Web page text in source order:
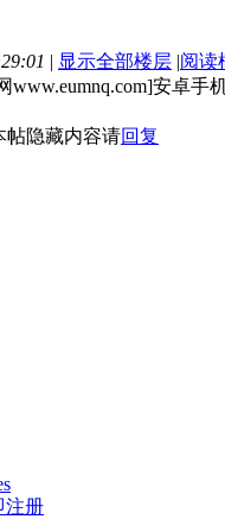
| 显示全部楼层 |阅读
www.eumnq.com]安卓手
帖隐藏内容请回复
注册